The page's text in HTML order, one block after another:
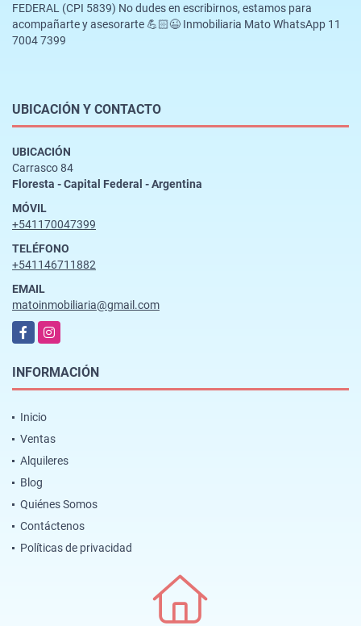
FEDERAL (CPI 5839) No dudes en escribirnos, estamos para
acompañarte y asesorarte 💪🏻😉 Inmobiliaria Mato WhatsApp 11
7004 7399
UBICACIÓN Y CONTACTO
UBICACIÓN
Carrasco 84
Floresta - Capital Federal - Argentina
MÓVIL
+541170047399
TELÉFONO
+541146711882
EMAIL
matoinmobiliaria@gmail.com
FacebookInstagram
INFORMACIÓN
Inicio
Ventas
Alquileres
Blog
Quiénes Somos
Contáctenos
Políticas de privacidad